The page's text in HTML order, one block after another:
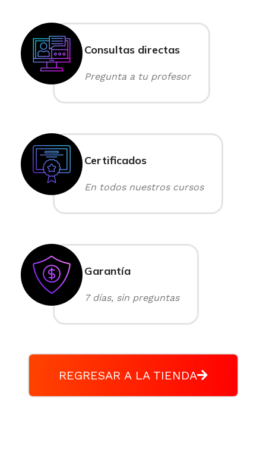
Consultas directas
Pregunta a tu profesor
Certificados
En todos nuestros cursos
Garantía
7 días, sin preguntas
REGRESAR A LA TIENDA